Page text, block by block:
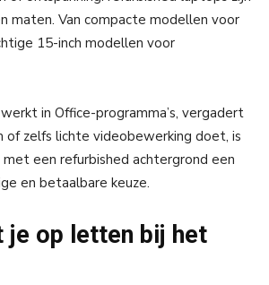
maten. Van compacte modellen voor
15-inch modellen voor
in Office-programma’s, vergadert
of zelfs lichte videobewerking doet, is
een refurbished achtergrond een
en betaalbare keuze.
je op letten bij het